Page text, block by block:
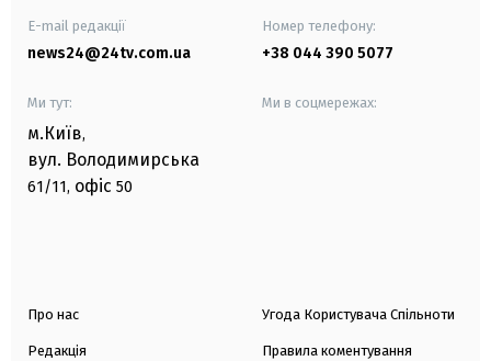
E-mail редакції
news24@24tv.com.ua
Номер телефону:
+38 044 390 5077
Ми тут:
м.Київ,
вул. Володимирська
61/11, офіс 50
Ми в соцмережах:
Про нас
Редакція
Угода Користувача Спільноти
Правила коментування